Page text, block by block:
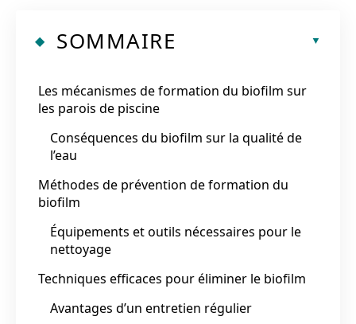
SOMMAIRE
Les mécanismes de formation du biofilm sur
les parois de piscine
Conséquences du biofilm sur la qualité de
l’eau
Méthodes de prévention de formation du
biofilm
Équipements et outils nécessaires pour le
nettoyage
Techniques efficaces pour éliminer le biofilm
Avantages d’un entretien régulier